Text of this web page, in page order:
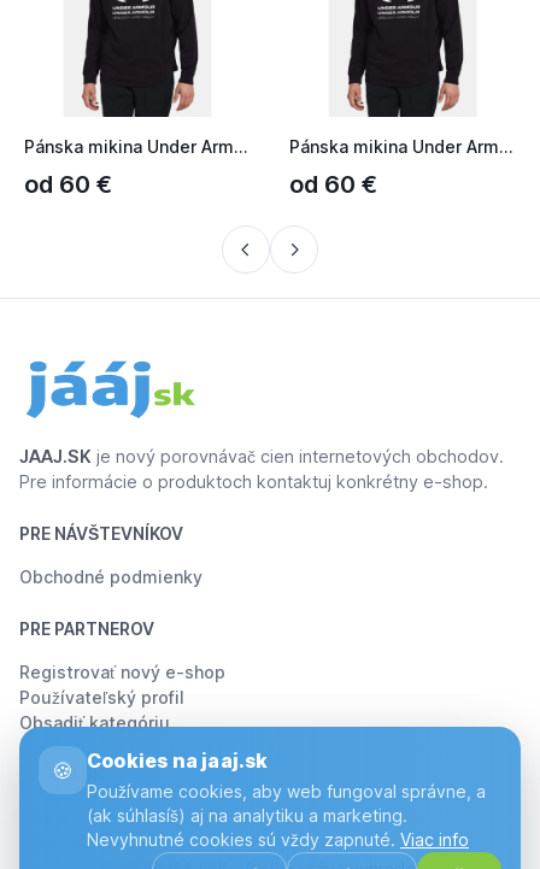
Pánska mikina Under Armour UA Rival Terry Graphic Hood - Bla...
od 60 €
Pánska mikina Under Armour UA Rival Terry Graphic Hood - Bla...
od 60 €
JAAJ.SK je nový porovnávač cien internetových obchodov.
Pre informácie o produktoch kontaktuj konkrétny e-shop.
PRE NÁVŠTEVNÍKOV
Obchodné podmienky
PRE PARTNEROV
Registrovať nový e-shop
Používateľský profil
Obsadiť kategóriu
O JÁÁJ.SK
🍪 Cookies na jaaj.sk
Používame cookies, aby web fungoval správne, a
(ak súhlasíš) aj na analytiku a marketing.
Nevyhnutné cookies sú vždy zapnuté. Viac info